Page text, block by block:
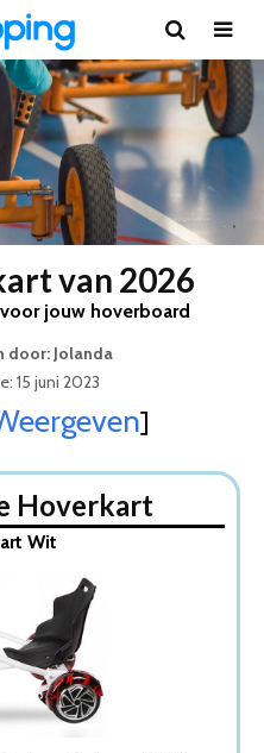
van 2026
jouw hoverboard
door: Jolanda
15 juni 2023
]
2026
Hoverkart
Wit